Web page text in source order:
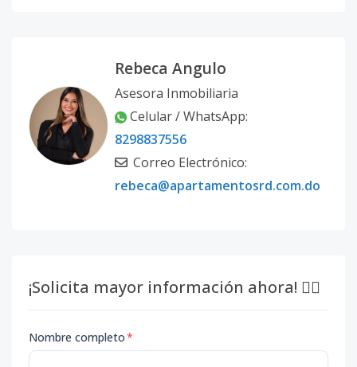
Rebeca Angulo
Asesora Inmobiliaria
Celular / WhatsApp:
8298837556
Correo Electrónico:
rebeca@apartamentosrd.com.do
¡Solicita mayor información ahora! 👇🏽
Nombre completo*